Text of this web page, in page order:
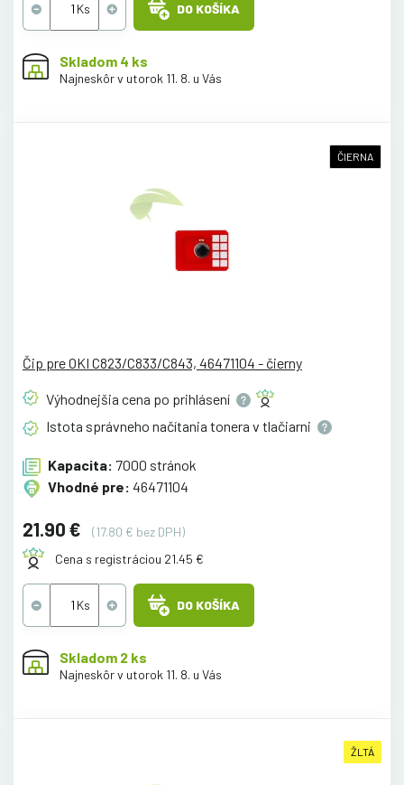
DO KOŠÍKA
Skladom 4 ks
Najneskôr v utorok 11. 8. u Vás
ČIERNA
Čip pre OKI C823/C833/C843, 46471104 - čierny
Výhodnejšia cena po prihlásení
Istota správneho načítania tonera v tlačiarni
Kapacita: 7000 stránok
Vhodné pre: 46471104
21.90 €
(17.80 € bez DPH)
Cena s registráciou 21.45 €
DO KOŠÍKA
Skladom 2 ks
Najneskôr v utorok 11. 8. u Vás
ŽLTÁ